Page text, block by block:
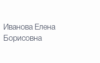
Иванова Елена
Борисовна